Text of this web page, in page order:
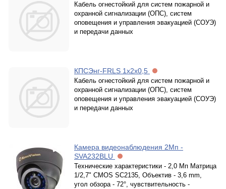
Кабель огнестойкий для систем пожарной и
охранной сигнализации (ОПС), систем
оповещения и управления эвакуацией (СОУЭ)
и передачи данных
КПСЭнг-FRLS 1х2х0,5
Кабель огнестойкий для систем пожарной и
охранной сигнализации (ОПС), систем
оповещения и управления эвакуацией (СОУЭ)
и передачи данных
Камера видеонаблюдения 2Мп -
SVA232BLU
Технические характеристики - 2,0 Мп Матрица
1/2,7" CMOS SC2135, Объектив - 3,6 mm,
угол обзора - 72°, чувствительность -